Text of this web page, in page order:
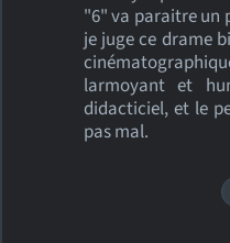
"6" va paraitre un
je juge ce drame
larmoyant et
didacticiel, et le
pas mal.